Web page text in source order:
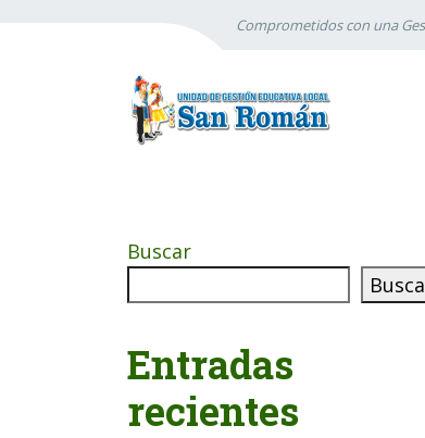
Comprometidos con una
Buscar
Entradas
recientes